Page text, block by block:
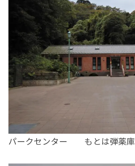
パークセンター もとは弾薬庫